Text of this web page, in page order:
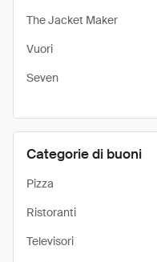
The Jacket Maker
Vuori
Seven
Categorie di buoni
Pizza
Ristoranti
Televisori